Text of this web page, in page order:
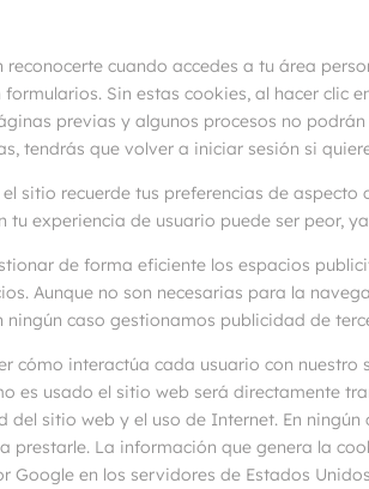
reconocerte cuando accedes a tu área
Sin estas cookies, al hacer clic
previas y algunos procesos no
tendrás que volver a iniciar sesión si
el sitio recuerde tus preferencias de
tu experiencia de usuario puede ser peor,
de forma eficiente los espacios
Aunque no son necesarias para la
ningún caso gestionamos publicidad de
cómo interactúa cada usuario con
es usado el sitio web será directamente
del sitio web y el uso de Internet. En
prestarle. La información que genera la
Google en los servidores de Estados